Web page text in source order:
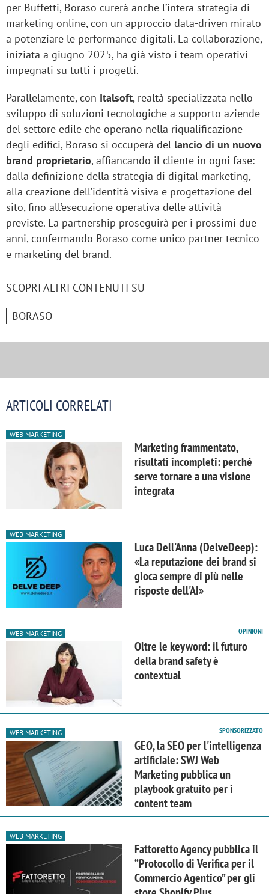
per Buffetti, Boraso curerà anche l’intera strategia di
marketing online, con un approccio data-driven mirato
a potenziare le performance digitali. La collaborazione,
iniziata a giugno 2025, ha già visto i team operativi
impegnati su tutti i progetti.
Parallelamente, con Italsoft, realtà specializzata nello
sviluppo di soluzioni tecnologiche a supporto aziende
del settore edile che operano nella riqualificazione
degli edifici, Boraso si occuperà del lancio di un nuovo
brand proprietario, affiancando il cliente in ogni fase:
dalla definizione della strategia di digital marketing,
alla creazione dell’identità visiva e progettazione del
sito, fino all’esecuzione operativa delle attività
previste. La partnership proseguirà per i prossimi due
anni, confermando Boraso come unico partner tecnico
e marketing del brand.
SCOPRI ALTRI CONTENUTI SU
BORASO
ARTICOLI CORRELATI
WEB MARKETING
Marketing frammentato,
risultati incompleti: perché
serve tornare a una visione
integrata
WEB MARKETING
Luca Dell'Anna (DelveDeep):
«La reputazione dei brand si
gioca sempre di più nelle
risposte dell'AI»
WEB MARKETING OPINIONI
Oltre le keyword: il futuro
della brand safety è
contextual
WEB MARKETING SPONSORIZZATO
GEO, la SEO per l'intelligenza
artificiale: SWJ Web
Marketing pubblica un
playbook gratuito per i
content team
WEB MARKETING
Fattoretto Agency pubblica il
“Protocollo di Verifica per il
Commercio Agentico” per gli